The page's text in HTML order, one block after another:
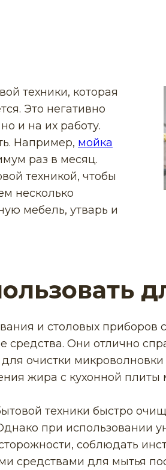
техники, которая
Это негативно
и на их работу.
Например, мойка
раз в месяц.
техникой, чтобы
несколько
мебель, утварь и
и столовых приборов
средства. Они отлично
очистки
жира с кухонной
техники быстро
при использовании
соблюдать
средствами для мытья